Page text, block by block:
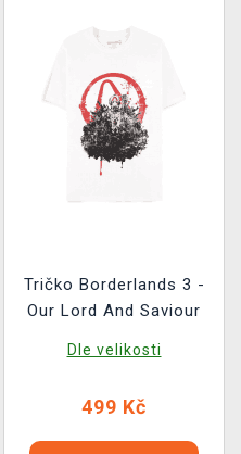
Tričko Borderlands 3 -
Our Lord And Saviour
Dle velikosti
499 Kč